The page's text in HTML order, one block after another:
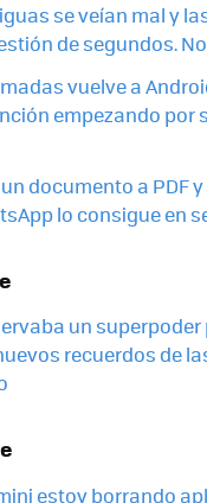
se veían mal y
de segundos.
vuelve a
empezando por
documento a PDF
lo consigue en
un superpoder
recuerdos de
estoy borrando